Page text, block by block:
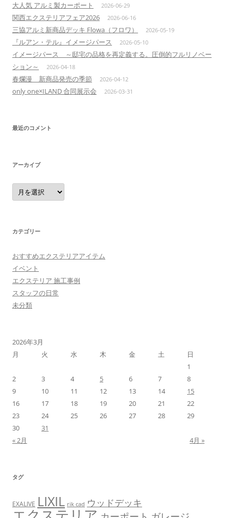
大人気 アルミ製カーポート 2026-06-29
関西エクステリアフェア2026 2026-06-16
三協アルミ新商品デッキ Flowa（フロワ） 2026-05-19
『ルアン・テル』イメージパース 2026-05-10
イメージパース ～邸宅の品格を再定義する。圧倒的フルリノベー
ション～
2026-04-18
春爛漫 新商品発売の季節 2026-04-12
only one×ILAND 合同展示会 2026-03-31
最近のコメント
アーカイブ
ア
ー
カ
カテゴリー
おすすめエクステリアアイテム
イベント
エクステリア 施工事例
スタッフの日常
未分類
2026年3月
月
火 水 木 金 土
日
1
2
3 4 5 6 7
8
9
10 11 12 13 14
15
16
17 18 19 20 21
22
23
24 25 26 27 28
29
30
31
« 2月
4月 »
タグ
EXALIVE LIXIL rik cad ウッドデッキ